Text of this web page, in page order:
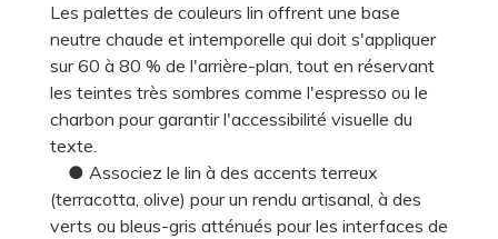
Les palettes de couleurs lin offrent une base
neutre chaude et intemporelle qui doit s'appliquer
sur 60 à 80 % de l'arrière-plan, tout en réservant
les teintes très sombres comme l'espresso ou le
charbon pour garantir l'accessibilité visuelle du
texte.
● Associez le lin à des accents terreux
(terracotta, olive) pour un rendu artisanal, à des
verts ou bleus-gris atténués pour les interfaces de